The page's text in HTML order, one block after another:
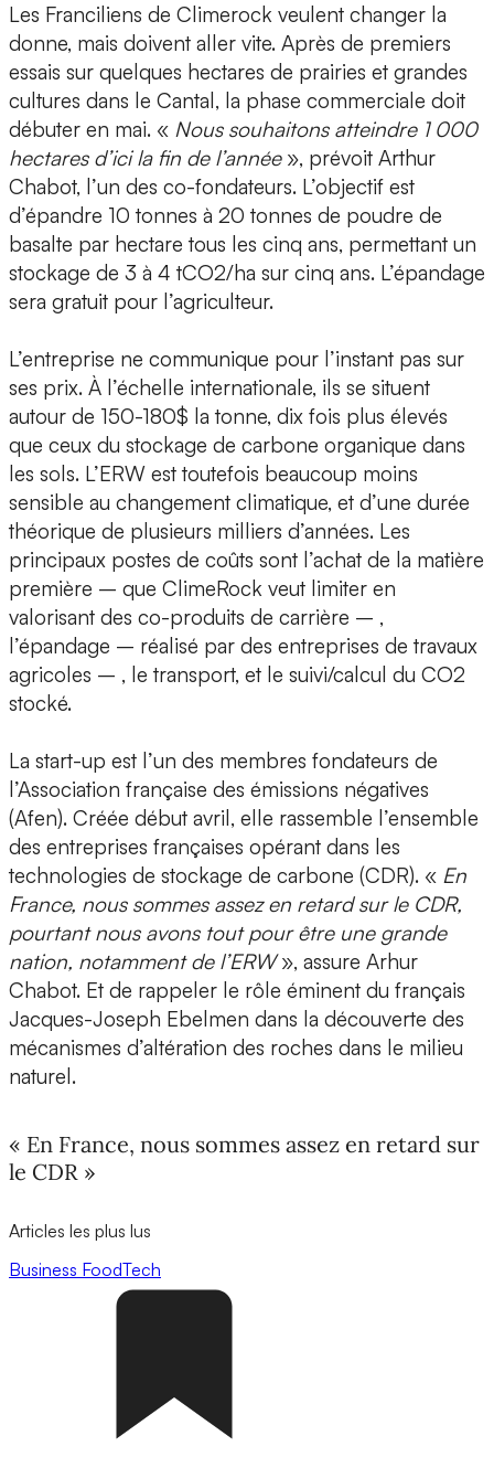
Les Franciliens de Climerock veulent changer la
donne, mais doivent aller vite. Après de premiers
essais sur quelques hectares de prairies et grandes
cultures dans le Cantal, la phase commerciale doit
débuter en mai. « Nous souhaitons atteindre 1 000
hectares d’ici la fin de l’année», prévoit Arthur
Chabot, l’un des co-fondateurs. L’objectif est
d’épandre 10 tonnes à 20 tonnes de poudre de
basalte par hectare tous les cinq ans, permettant un
stockage de 3 à 4 tCO2/ha sur cinq ans. L’épandage
sera gratuit pour l’agriculteur.
L’entreprise ne communique pour l’instant pas sur
ses prix. À l’échelle internationale, ils se situent
autour de 150-180$ la tonne, dix fois plus élevés
que ceux du stockage de carbone organique dans
les sols. L’ERW est toutefois beaucoup moins
sensible au changement climatique, et d’une durée
théorique de plusieurs milliers d’années. Les
principaux postes de coûts sont l’achat de la matière
première – que ClimeRock veut limiter en
valorisant des co-produits de carrière – ,
l’épandage – réalisé par des entreprises de travaux
agricoles – , le transport, et le suivi/calcul du CO2
stocké.
La start-up est l’un des membres fondateurs de
l’Association française des émissions négatives
(Afen). Créée début avril, elle rassemble l’ensemble
des entreprises françaises opérant dans les
technologies de stockage de carbone (CDR). « En
France, nous sommes assez en retard sur le CDR,
pourtant nous avons tout pour être une grande
nation, notamment de l’ERW», assure Arhur
Chabot. Et de rappeler le rôle éminent du français
Jacques-Joseph Ebelmen dans la découverte des
mécanismes d’altération des roches dans le milieu
naturel.
« En France, nous sommes assez en retard sur
le CDR »
Articles les plus lus
Business FoodTech